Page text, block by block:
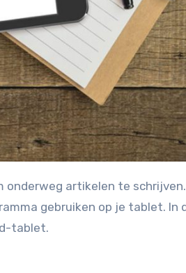
gebruiken op je tablet. In
tablet.